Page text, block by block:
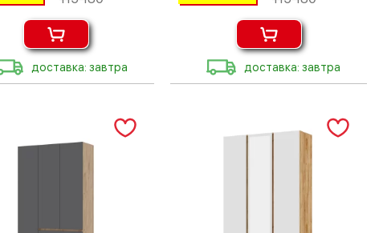
доставка: завтра доставка: завтра